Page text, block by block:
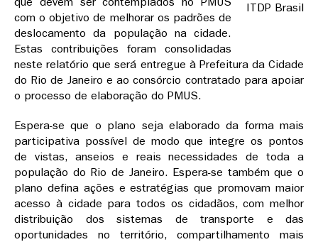
ITDP Brasil
com o objetivo de melhorar os padrões de
deslocamento da população na cidade.
Estas contribuições foram consolidadas
neste relatório que será entregue à Prefeitura da Cidade
do Rio de Janeiro e ao consórcio contratado para apoiar
o processo de elaboração do PMUS.
Espera-se que o plano seja elaborado da forma mais
participativa possível de modo que integre os pontos
de vistas, anseios e reais necessidades de toda a
população do Rio de Janeiro. Espera-se também que o
plano defina ações e estratégias que promovam maior
acesso à cidade para todos os cidadãos, com melhor
distribuição dos sistemas de transporte e das
oportunidades no território, compartilhamento mais